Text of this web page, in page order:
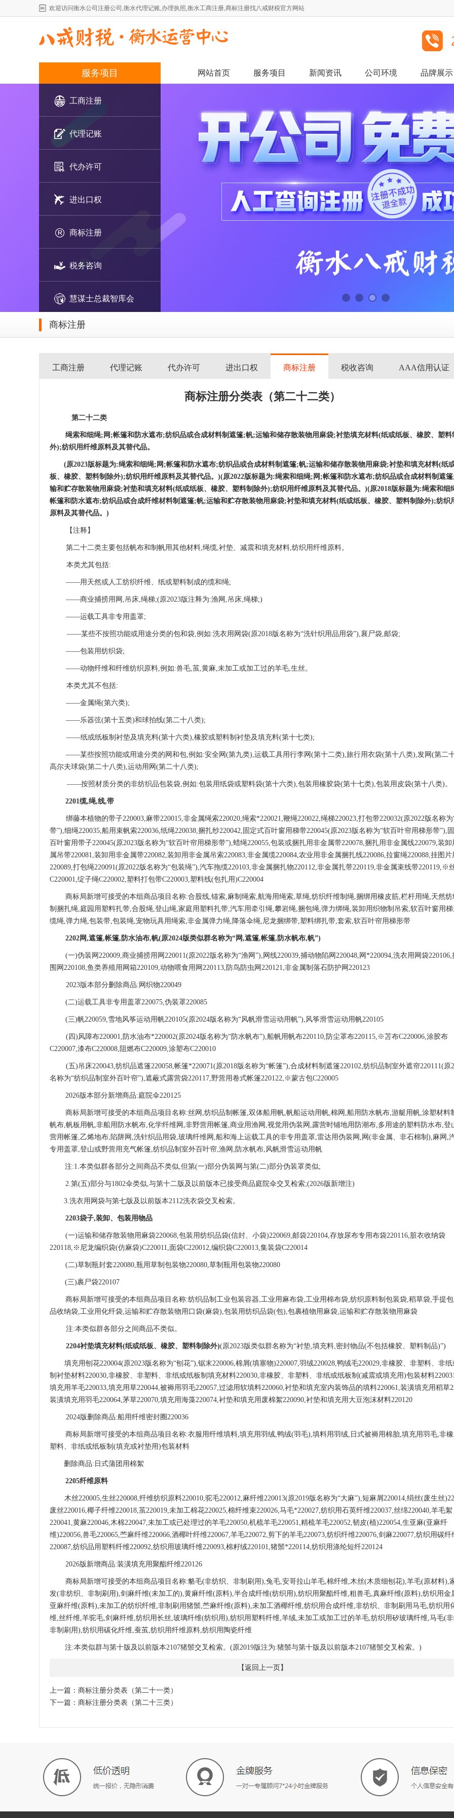
欢迎访问衡水公司注册公司,衡水代理记账,办理执照,衡水工商注册,商标注册找八戒财税官方网站
服务项目 网站首页 服务项目 新闻资讯 公司环境 品牌展示
工商注册
代理记账
代办许可
进出口权
商标注册
税务咨询
慧谋士总裁智库会
商标注册
工商注册 代理记账 代办许可 进出口权 商标注册 税收咨询 AAA信用认证
商标注册分类表（第二十二类）
第二十二类
绳索和细绳;网;帐篷和防水遮布;纺织品或合成材料制遮篷;帆;运输和储存散装物用麻袋;衬垫填充材料(纸或纸板、橡胶、塑料
外);纺织用纤维原料及其替代品。
(原2023版标题为:绳索和细绳;网;帐篷和防水遮布;纺织品或合成材料制 遮篷;帆;运输和储存散装物用麻袋;衬垫和填充材料(纸
板、橡胶、塑料制 除外);纺织用纤维原料及其替代品。)(原2022版标题为:绳索和细绳;网;帐篷和防水遮布;纺织品或合成材料制遮
输和贮存散装物用麻袋;衬垫和填充材料(纸或纸板、橡胶、塑料制除外);纺织用纤维原料及其替代品。 )(原2018版标题为:绳索和细
帐篷和防水遮布;纺织品或合成纤维材料制遮篷;帆;运输和贮存散装物用麻袋;衬垫和填充材料(纸或纸板、橡胶、塑料制除外);纺织
原料及其替代品。 )
【注释】
第二十二类主要包括帆布和制帆用其他材料,绳缆,衬垫、减震和填充材料,纺织用纤维原料。
本类尤其包括:
——用天然或人工纺织纤维、纸或塑料制成的缆和绳;
——商业捕捞用网,吊床,绳梯;(原2023版注释为:渔网,吊床,绳梯;)
——运载工具非专用盖罩;
——某些不按照功能或用途分类的包和袋,例如:洗衣用网袋(原2018版名称为“洗针织用品用袋”),襄尸袋,邮袋;
——包装用纺织袋;
——动物纤维和纤维纺织原料,例如:兽毛,茧,黄麻,未加工或加工过的羊毛,生丝。
本类尤其不包括:
——金属绳(第六类);
——乐器弦(第十五类)和球拍线(第二十八类);
——纸或纸板制衬垫及填充料(第十六类),橡胶或塑料制衬垫及填充料(第十七类);
——某些按照功能或用途分类的网和包,例如:安全网(第九类),运载工具用行李网(第十二类),旅行用衣袋(第十八类),发网(第二
高尔夫球袋(第二十八类),运动用网(第二十八类);
——按照材质分类的非纺织品包装袋,例如:包装用纸袋或塑料袋(第十六类),包装用橡胶袋(第十七类),包装用皮袋(第十八类)。
2201缆,绳,线,带
绑藤本植物的带子220003,麻带220015,非金属绳索220020,绳索*220021,鞭绳220022,绳梯220023,打包带220032(原2022版名称为
带”),细绳220035,船用束帆索220036,纸绳220038,捆扎纱220042,固定式百叶窗用梯带220045(原2023版名称为“软百叶帘用梯形带”),
百叶窗用带子220045(原2023版名称为“软百叶帘用梯形带”),蜡绳220055,包装或捆扎用非金属带220078,捆扎用非金属线220079,装卸
属吊带220081,装卸用非金属带220082,装卸用非金属吊索220083,非金属缆220084,农业用非金属捆扎线220086,拉窗绳220088,挂图片
220089,打包绳220091(原2022版名称为“包装绳”),汽车拖缆220103,非金属捆扎物220112,非金属扎带220119,非金属束线带220119,※
C220001,绽子绳C220002,塑料打包带C220003,塑料线(包扎用)C220004
商标局新增可接受的本组商品项目名称:合股线,锚索,麻制绳索,航海用绳索,草绳,纺织纤维制绳,捆绑用橡皮筋,栏杆用绳,天然
制捆扎绳,庭园用塑料扎带,合股绳,登山绳,家庭用塑料扎带,汽车用牵引绳,攀岩绳,捆包绳,弹力绑绳,装卸用织物制吊索,软百叶窗用梯
缆绳,弹力绳,包装带,包装绳,宠物玩具用绳索,非金属弹力绳,降落伞绳,尼龙捆绑带,塑料绑扎带,套索,软百叶帘用梯形带
2202网,遮篷,帐篷,防水油布,帆(原2024版类似群名称为“网,遮篷,帐篷, 防水帆布,帆”)
(一)伪装网220009,商业捕捞用网 220011(原2022版名称为“渔网”),网线220039,捕动物陷网220048,网*220094,洗衣用网袋220106,
围网220108,鱼类养殖用网箱220109,动物喂食用网220113, 防鸟防虫网 220121,非金属制落石防护网 220123
2023版本部分删除商品:网织物220049
(二)运载工具非专用盖罩220075,伪装罩220085
(三)帆220059,雪地风筝运动用帆220105(原2024版名称为“风帆滑雪运动用帆”),风筝滑雪运动用帆220105
(四)风障布220001,防水油布*220002(原2024版名称为“防水帆布”),船帆用帆布220110, 防尘罩布220115,※苫布C220006,涂胶布
C220007,漆布C220008,阻燃布C220009,涂塑布C220010
(五)吊床220043,纺织品遮篷220058,帐篷*220071(原2018版名称为“帐篷”),合成材料制遮篷220102,纺织品制室外遮帘220111(原
名称为“纺织品制室外百叶帘”),遮蔽式露营袋220117,野营用卷式帐篷220122,※蒙古包C220005
2026版本部分新增商品:庭院伞220125
商标局新增可接受的本组商品项目名称:丝网 ,纺织品制帐篷,双体船用帆,帆船运动用帆,棉网,船用防水帆布,游艇用帆,涂塑材料
帆布,帆板用帆,非船用防水帆布,化学纤维网 ,非野营用帐篷,商业用渔网,视觉用伪装网 ,露营时铺地用防潮布,多用途的塑料防水布,登
营用帐篷,乙烯地布,陷阱网,洗针织品用袋,玻璃纤维网,船和海上运载工具的非专用盖罩,雷达用伪装网, 网 (非金属、非石棉制),麻网 ,
专用盖罩,登山或野营用充气帐篷,纺织品制室外百叶帘,渔网,防水帆布,风帆滑雪运动用帆
注:1.本类似群各部分之间商品不类似,但第(一)部分伪装网与第(二)部分伪装罩类似;
2.第(五)部分与1802伞类似,与第十二版及以前版本已接受商品庭院伞交叉检索;(2026版新增注)
3.洗衣用网袋与第七版及以前版本2112洗衣袋交叉检索。
2203袋子,装卸、包装用物品
(一)运输和储存散装物用麻袋220068,包装用纺织品袋(信封、小袋)220069,邮袋220104,存放尿布专用布袋220116,脏衣收纳袋
220118,※尼龙编织袋(仿麻袋)C220011,面袋C220012,编织袋C220013,集装袋C220014
(二)草制瓶封套220080,瓶用草制包装物220080,草制瓶用包装物220080
(三)裹尸袋220107
商标局新增可接受的本组商品项目名称:纺织品制工业包装容器,工业用麻布袋,工业用棉布袋,纺织原料制包装袋,稻草袋,手提
品收纳袋,工业用化纤袋,运输和贮存散装物用口袋(麻袋),包装用纺织品袋(包),包裹植物用麻袋,运输和贮存散装物用麻袋
注:本类似群各部分之间商品不类似。
2204衬垫填充材料(纸或纸板、橡胶、塑料制除外)(原2023版类似群名称为“衬垫,填充料,密封物品(不包括橡胶、塑料制品)”)
填充用刨花220004(原2023版名称为“刨花”),锯末220006,棉屑(填塞物)220007,羽绒220028,鸭绒毛220029,非橡胶、非塑料、非纸
制衬垫材料220030,非橡胶、非塑料、非纸或纸板制填充材料220030,非橡胶、非塑料、 非纸或纸板制 (减震或填充用)包装材料
填充用羊毛220033,填充用草220044,被褥用羽毛220057,过滤用软填料220060,衬垫和填充室内装饰品的填料220061,装潢填充用稻草
装潢填充用羽毛220064,茅草220070,填充用海藻220074,衬垫和填充用废棉絮220090,衬垫和填充用大豆泡沫材料220120
2024版删除商品:船用纤维密封圈220036
商标局新增可接受的本组商品项目名称:衣服用纤维填料,填充用羽绒,鸭绒(羽毛),填料用羽绒,日式被褥用棉胎,填充用羽毛,非
塑料、非纸或纸板制 (填充或衬垫用)包装材料
删除商品:日式蒲团用棉絮
2205纤维原料
木丝220005,生丝220008,纤维纺织原料220010,驼毛220012,麻纤维220013(原2019版名称为“大麻”),短麻屑220014,绢丝(废生丝
废丝220016,椰子纤维220018,茧220019,未加工棉花220025,棉纤维束220026,马毛*220027,纺织用石英纤维220037,丝绵220040,羊毛絮
220041,黄麻220046,木棉220047,未加工或已处理过的羊毛220050,机梳羊毛220051,精梳羊毛220052,韧 皮(植)220054,生亚麻(亚麻纤
维)220056,兽毛220065,苎麻纤维220066,酒椰叶纤维220067,羊毛220072,剪下的羊毛220073,纺织纤维220076,剑麻220077,纺织用碳纤
220087,纺织品用塑料纤维220092,纺织用玻璃纤维220093,棉籽绒220101,猪鬃*220114,纺织用涤纶短纤220124
2026版新增商品:装潢填充用聚酯纤维220126
商标局新增可接受的本组商品项目名称:貉毛(非纺织、非制刷用),兔毛,安哥拉山羊毛,棉纤维,木丝(木质细刨花),羊毛(原材料),
发(非纺织、非制刷用),剑麻纤维(未加工的),黄麻纤维(原料),半合成纤维(纺织用),纺织用聚酯纤维,粗兽毛,真麻纤维(原料),纺织用金
亚麻纤维(原料),未加工的纺织纤维,非制刷用猪鬃,苎麻纤维(原料),未加工酒椰纤维,纺织用合成纤维,非纺织、非制刷 用马毛,纺织用
维,丝纤维,羊驼毛,剑麻纤维,纺织用长丝,玻璃纤维(纺织用),纺织用塑料纤维,羊绒,未加工或加工过的羊毛,纺织用矽玻璃纤维,马毛(非
非制刷用),纺织用碳化纤维,蚕茧,纺织用纤维原料,纺织用陶瓷纤维
注:本类似群与第十版及以前版本2107猪鬃交叉检索。(原2019版注为:猪鬃与第十版及以前版本2107猪鬃交叉检索。)
【返回上一页 】
上一篇： 商标注册分类表（第二十一类）
下一篇： 商标注册分类表（第二十三类）